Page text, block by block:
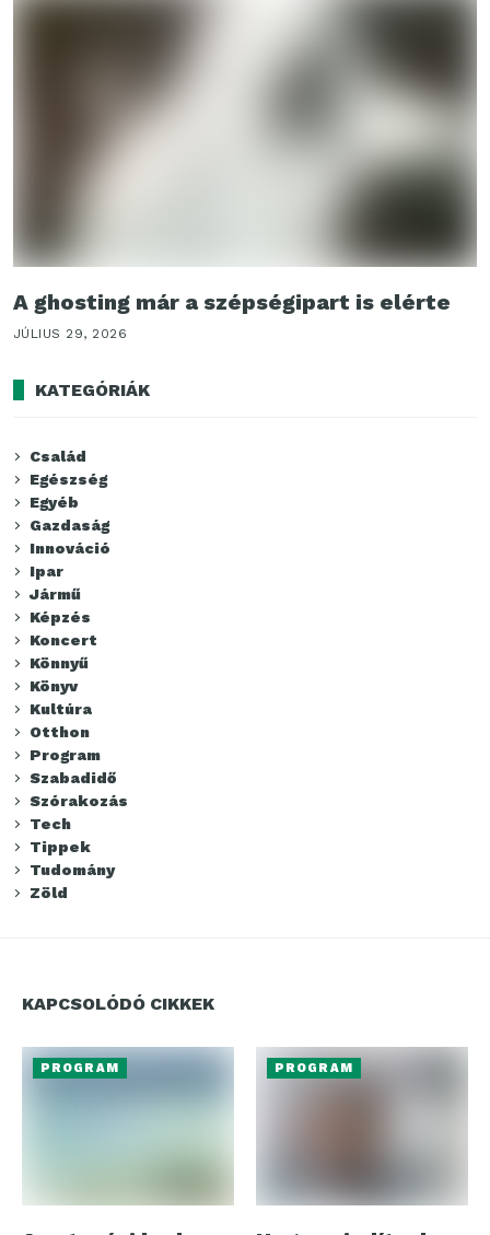
A ghosting már a szépségipart is elérte
JÚLIUS 29, 2026
KATEGÓRIÁK
Család
Egészség
Egyéb
Gazdaság
Innováció
Ipar
Jármű
Képzés
Koncert
Könnyű
Könyv
Kultúra
Otthon
Program
Szabadidő
Szórakozás
Tech
Tippek
Tudomány
Zöld
KAPCSOLÓDÓ CIKKEK
PROGRAM PROGRAM